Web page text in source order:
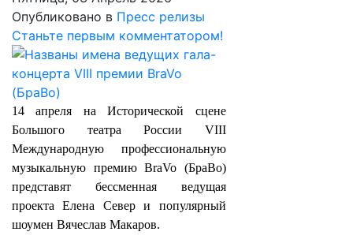
Опубликовано в Пресс релизы
Станьте первым комментатором!
14 апреля на Исторической сцене
Большого театра России VIII
Международную профессиональную
музыкальную премию BraVo (БраВо)
представят бессменная ведущая
проекта Елена Север и популярный
шоумен Вячеслав Макаров.